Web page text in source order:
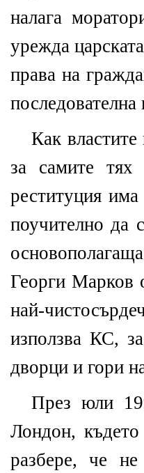
налага
урежда
права на
Как
за самите тях
реституция
поучително да
Георги Марков
най-
използва КС,
дворци и гори
През юли
Лондон,
разбере, че